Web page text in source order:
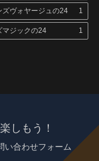
ズヴォヤージュの24 1
マジックの24 1
しもう！
い合わせフォーム